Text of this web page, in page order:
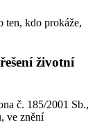
ten, kdo prokáže,
životní
č. 185/2001 Sb.,
ve znění